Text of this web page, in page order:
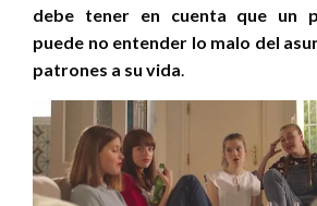
debe tener en cuenta que un
puede no entender lo malo del
patrones a su vida.